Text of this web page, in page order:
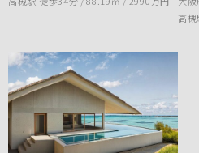
高